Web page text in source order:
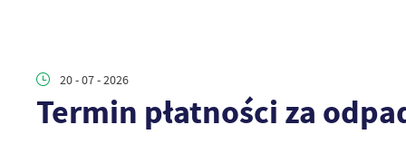
20 - 07 - 2026
Termin płatności za